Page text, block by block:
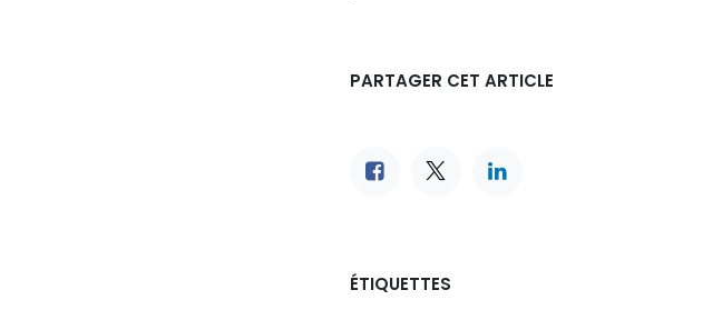
PARTAGER CET ARTICLE
ÉTIQUETTES